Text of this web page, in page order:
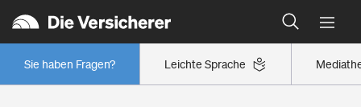
Leichte Sprache
Sie haben Fragen?
Wer versichert was: Jetzt Versicherer finden
Regionalklassen: So ist Ihre Region eingestuft
Wer versichert was: Jetzt Versicherer finden